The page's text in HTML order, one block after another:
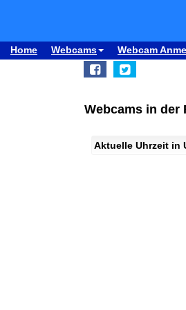
Home Webcams Webcam
Webcams in der
Aktuelle Uhrzeit in